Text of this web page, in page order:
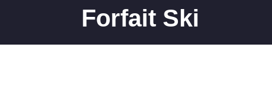
Forfait Ski